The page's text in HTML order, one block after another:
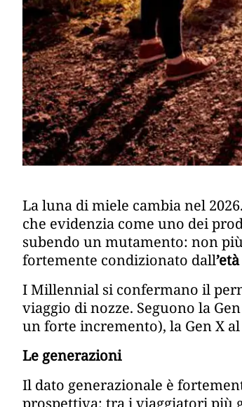
La luna di miele cambia nel
che evidenzia come uno dei
subendo un mutamento: non
fortemente condizionato dall
I Millennial si confermano il
viaggio di nozze. Seguono la
un forte incremento), la Gen X
Le generazioni
Il dato generazionale è